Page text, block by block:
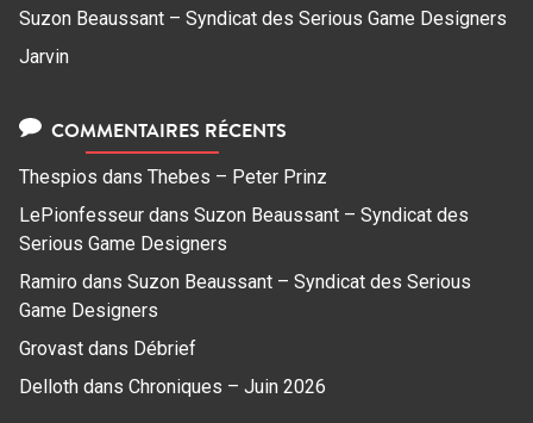
Suzon Beaussant – Syndicat des Serious Game Designers
Jarvin
COMMENTAIRES RÉCENTS
Thespios dans Thebes – Peter Prinz
LePionfesseur dans Suzon Beaussant – Syndicat des
Serious Game Designers
Ramiro dans Suzon Beaussant – Syndicat des Serious
Game Designers
Grovast dans Débrief
Delloth dans Chroniques – Juin 2026